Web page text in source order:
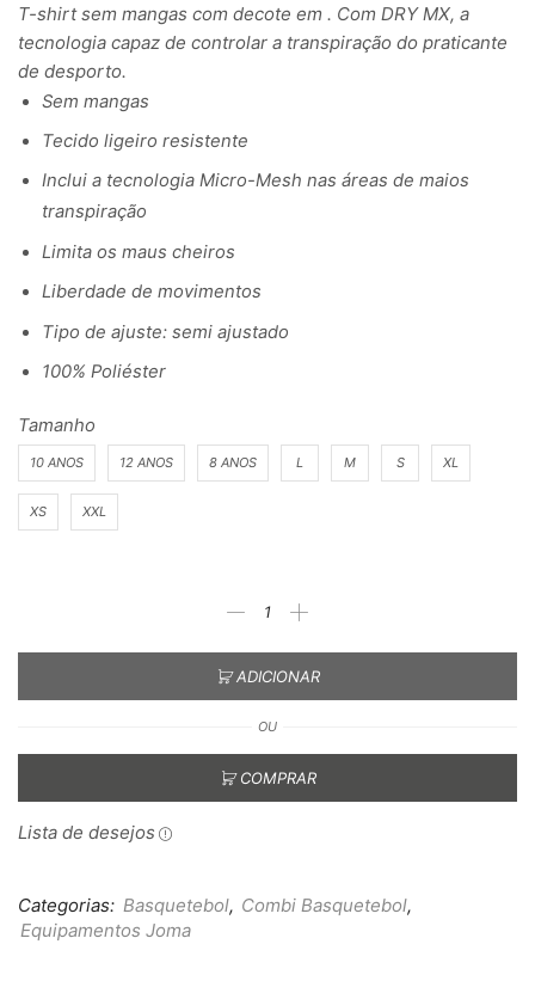
T-shirt sem mangas com decote em . Com DRY MX, a
tecnologia capaz de controlar a transpiração do praticante
de desporto.
Sem mangas
Tecido ligeiro resistente
Inclui a tecnologia Micro-Mesh nas áreas de maios
transpiração
Limita os maus cheiros
Liberdade de movimentos
Tipo de ajuste: semi ajustado
100% Poliéster
Tamanho
10 ANOS 12 ANOS 8 ANOS L M S XL
XS XXL
ADICIONAR
OU
COMPRAR
Lista de desejos
Categorias: Basquetebol, Combi Basquetebol,
Equipamentos Joma